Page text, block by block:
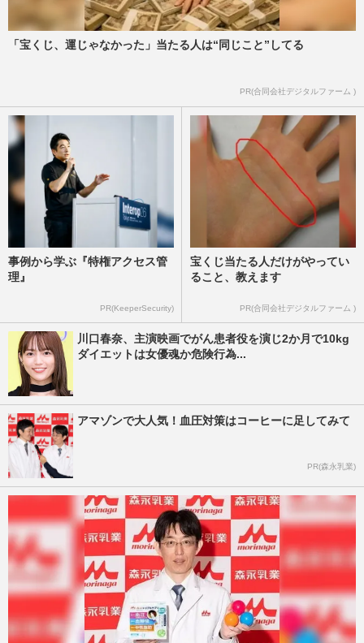
「宝くじ、運じゃなかった」当たる人は“同じこと”してる
PR(合同会社デジタルファーム )
事例から学ぶ『特権アクセス管
理』
PR(KeeperSecurity)
宝くじ当たる人だけがやってい
ること、教えます
PR(合同会社デジタルファーム )
川口春奈、主演映画でがん患者役を演じ2か月で10kg
ダイエットは女優魂か危険行為...
アマゾンで大人気！血圧対策はコーヒーに足してみて
PR(森永乳業)